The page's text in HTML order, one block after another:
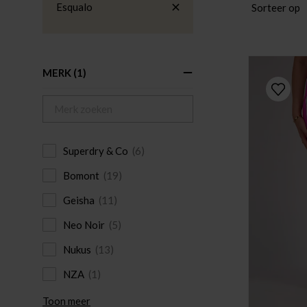
Esqualo
MERK (1)
Superdry & Co (6)
Bomont (19)
Geisha (11)
Neo Noir (5)
Nukus (13)
NZA (1)
Toon meer
Sorteer op